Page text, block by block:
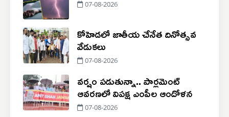
07-08-2026
కోహెడలో జాతీయ చేనేత దినోత్సవ
వేడుకలు
07-08-2026
వర్షం పడుతున్నా.. పార్లమెంట్
ఆవరణలో విపక్ష ఎంపీల ఆందోళన
07-08-2026